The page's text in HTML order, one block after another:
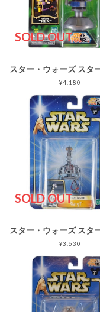
SOLD OUT
¥4,180
SOLD OUT
¥3,630